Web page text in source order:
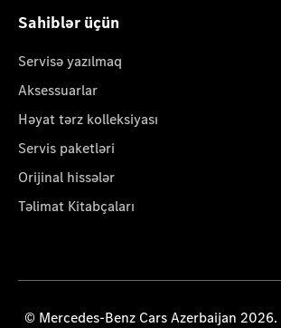
Sahiblər üçün
Servisə yazılmaq
Aksessuarlar
Həyat tərz kolleksiyası
Servis paketləri
Orijinal hissələr
Təlimat Kitabçaları
© Mercedes-Benz Cars Azerbaijan